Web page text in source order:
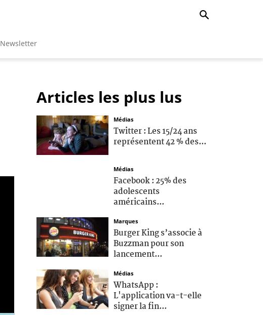
Newsletter
Articles les plus lus
Médias
Twitter : Les 15/24 ans
représentent 42 % des...
Médias
Facebook : 25% des
adolescents
américains...
Marques
Burger King s’associe à
Buzzman pour son
lancement...
Médias
WhatsApp :
L'application va-t-elle
signer la fin...